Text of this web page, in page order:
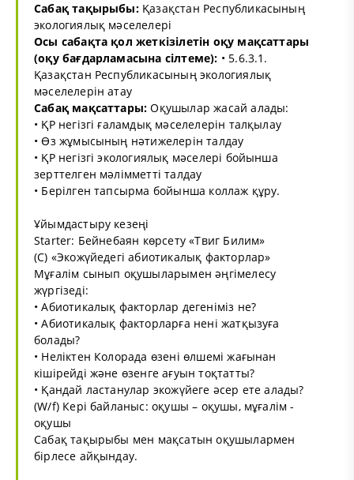
Сабақ тақырыбы:Қазақстан Республикасының
экологиялық мәселелері
Осы сабақта қол жеткізілетін оқу мақсаттары
(оқу бағдарламасына сілтеме): • 5.6.3.1.
Қазақстан Республикасының экологиялық
мәселелерін атау
Сабақ мақсаттары: Оқушылар жасай алады:
• ҚР негізгі ғаламдық мәселелерін талқылау
• Өз жұмысының нәтижелерін талдау
• ҚР негізгі экологиялық мәселері бойынша
зерттелген мәлімметті талдау
• Берілген тапсырма бойынша коллаж құру.
Ұйымдастыру кезеңі
Starter: Бейнебаян көрсету «Твиг Билим»
(С) «Экожүйедегі абиотикалық факторлар»
Мұғалім сынып оқушыларымен әңгімелесу
жүргізеді:
• Абиотикалық факторлар дегеніміз не?
• Абиотикалық факторларға нені жатқызуға
болады?
• Неліктен Колорада өзені өлшемі жағынан
кішірейді және өзенге ағуын тоқтатты?
• Қандай ластанулар экожүйеге әсер ете алады?
(W/f) Кері байланыс: оқушы – оқушы, мұғалім -
оқушы
Сабақ тақырыбы мен мақсатын оқушылармен
бірлесе айқындау.